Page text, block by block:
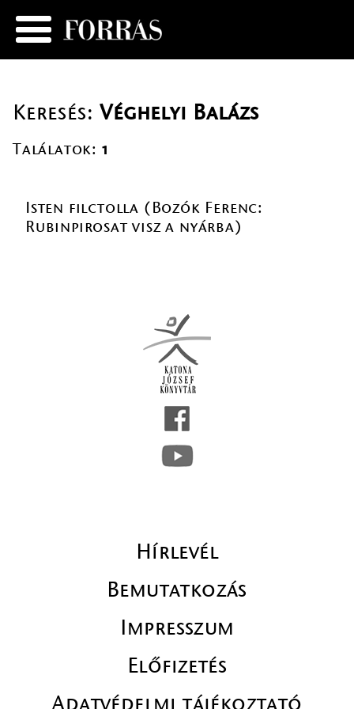
Keresés:Véghelyi Balázs
Találatok: 1
Isten filctolla (Bozók Ferenc:
Rubinpirosat visz a nyárba)
Hírlevél
Bemutatkozás
Impresszum
Előfizetés
Adatvédelmi tájékoztató